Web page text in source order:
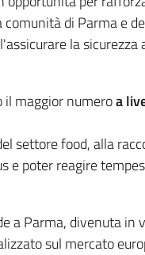
di Parma e
la sicurezza
il maggior numeroa
settore food, alla
e poter reagire
a Parma, divenuta in
sul mercato